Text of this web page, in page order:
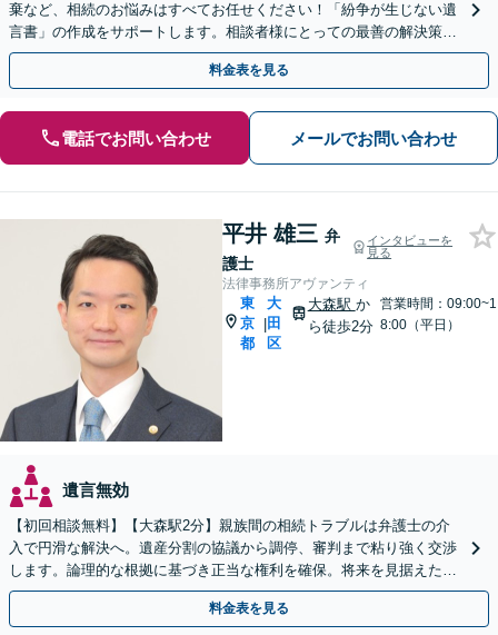
棄など、相続のお悩みはすべてお任せください！「紛争が生じない遺
言書」の作成をサポートします。相談者様にとっての最善の解決策を
ご提案いたします。
料金表を見る
電話でお問い合わせ メールでお問い合わせ
平井 雄三 弁
護士
インタビューを
見る
法律事務所アヴァンティ
東
京
都
|
大
田
区
大森駅 か
ら徒歩2分
営業時間：09:00~1
8:00（平日）
遺言無効
【初回相談無料】【大森駅2分】親族間の相続トラブルは弁護士の介
入で円滑な解決へ。遺産分割の協議から調停、審判まで粘り強く交渉
します。論理的な根拠に基づき正当な権利を確保。将来を見据えた最
善案を提示します。【夜間や休日相談も対応可能】
料金表を見る